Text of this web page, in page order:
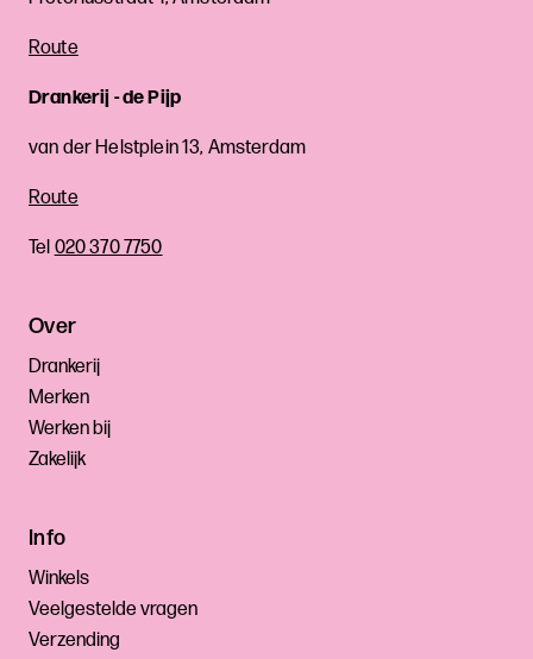
Route
Drankerij - de Pijp
van der Helstplein 13, Amsterdam
Route
Tel 020 370 7750
Over
Drankerij
Merken
Werken bij
Zakelijk
Info
Winkels
Veelgestelde vragen
Verzending